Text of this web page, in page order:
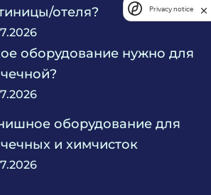
отеля?
оборудование нужно для
оборудование для
и химчисток
Privacy notice